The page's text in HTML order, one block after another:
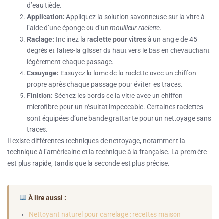
d’eau tiède.
Application: Appliquez la solution savonneuse sur la vitre à
l’aide d’une éponge ou d’un mouilleur raclette.
Raclage: Inclinez la raclette pour vitresà un angle de 45
degrés et faites-la glisser du haut vers le bas en chevauchant
légèrement chaque passage.
Essuyage: Essuyez la lame de la raclette avec un chiffon
propre après chaque passage pour éviter les traces.
Finition: Séchez les bords de la vitre avec un chiffon
microfibre pour un résultat impeccable. Certaines raclettes
sont équipées d’une bande grattante pour un nettoyage sans
traces.
Il existe différentes techniques de nettoyage, notamment la
technique à l’américaine et la technique à la française. La première
est plus rapide, tandis que la seconde est plus précise.
À lire aussi :
Nettoyant naturel pour carrelage : recettes maison